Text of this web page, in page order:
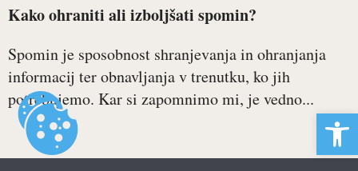
Kako ohraniti ali izboljšati spomin?
Spomin je sposobnost shranjevanja in ohranjanja
informacij ter obnavljanja v trenutku, ko jih
potrebujemo. Kar si zapomnimo mi, je vedno...